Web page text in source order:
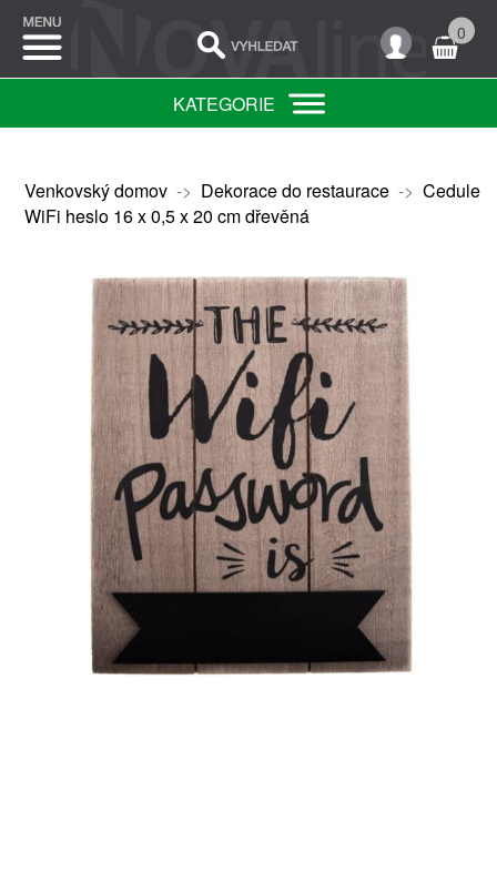
0
KATEGORIE
Venkovský domov-> Dekorace do restaurace-> Cedule
WiFi heslo 16 x 0,5 x 20 cm dřevěná